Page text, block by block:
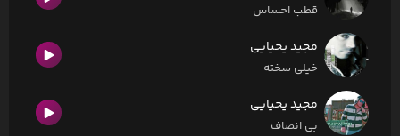
قطب احساس
مجید یحیایی
خیلی سخته
مجید یحیایی
بی انصاف